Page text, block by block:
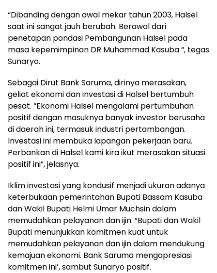
“Dibanding dengan awal mekar tahun 2003, Halsel
saat ini sangat jauh berubah. Berawal dari
penetapan pondasi Pembangunan Halsel pada
masa kepemimpinan DR Muhammad Kasuba “, tegas
Sunaryo.
Sebagai Dirut Bank Saruma, dirinya merasakan,
geliat ekonomi dan investasi di Halsel bertumbuh
pesat. “Ekonomi Halsel mengalami pertumbuhan
positif dengan masuknya banyak investor berusaha
di daerah ini, termasuk industri pertambangan.
Investasi ini membuka lapangan pekerjaan baru.
Perbankan di Halsel kami kira ikut merasakan situasi
positif ini”, jelasnya.
Iklim investasi yang kondusif menjadi ukuran adanya
keterbukaan pemerintahan Bupati Bassam Kasuba
dan Wakil Bupati Helmi Umar Muchsin dalam
memudahkan pelayanan dan ijin. “Bupati dan Wakil
Bupati menunjukkan komitmen kuat untuk
memudahkan pelayanan dan ijin dalam mendukung
kemajuan ekonomi. Bank Saruma mengapresiasi
komitmen ini’, sambut Sunaryo positif.